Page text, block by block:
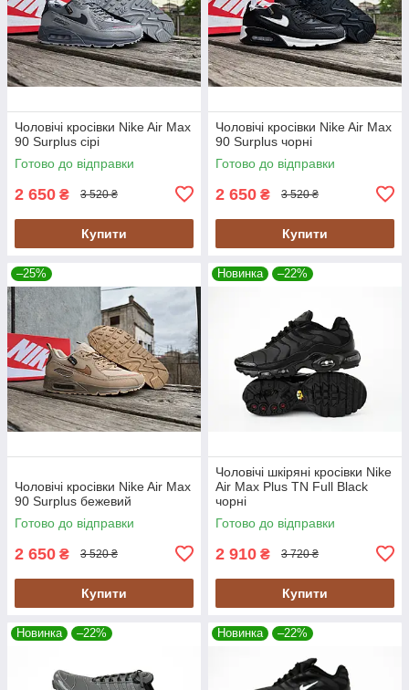
Чоловічі кросівки Nike Air Max
90 Surplus сірі
Готово до відправки
2 650 ₴ 3 520 ₴
Купити
Чоловічі кросівки Nike Air Max
90 Surplus чорні
Готово до відправки
2 650 ₴ 3 520 ₴
Купити
–25%
Чоловічі кросівки Nike Air Max
90 Surplus бежевий
Готово до відправки
2 650 ₴ 3 520 ₴
Купити
Новинка –22%
Чоловічі шкіряні кросівки Nike
Air Max Plus TN Full Black
чорні
Готово до відправки
2 910 ₴ 3 720 ₴
Купити
Новинка –22% Новинка –22%